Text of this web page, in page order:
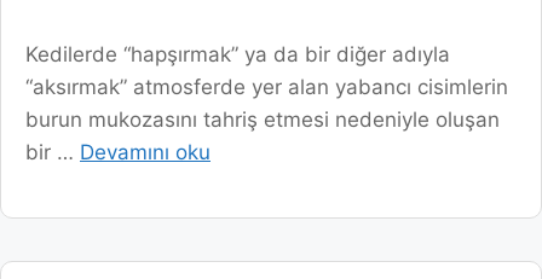
Kedilerde “hapşırmak” ya da bir diğer adıyla
“aksırmak” atmosferde yer alan yabancı cisimlerin
burun mukozasını tahriş etmesi nedeniyle oluşan
bir … Devamını oku